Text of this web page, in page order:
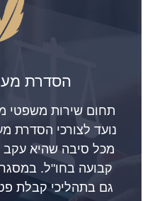
הסדרת
תחום שירות משפטי
נועד לצורכי הסדרת
מכל סיבה שהיא עקב
קבועה בחו"ל.
גם בתהליכי קבלת